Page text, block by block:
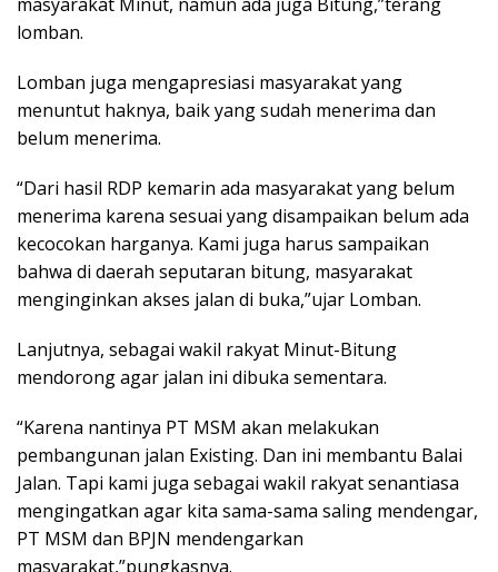
lomban.
Lomban juga mengapresiasi masyarakat yang
menuntut haknya, baik yang sudah menerima dan
belum menerima.
“Dari hasil RDP kemarin ada masyarakat yang belum
menerima karena sesuai yang disampaikan belum ada
kecocokan harganya. Kami juga harus sampaikan
bahwa di daerah seputaran bitung, masyarakat
menginginkan akses jalan di buka,”ujar Lomban.
Lanjutnya, sebagai wakil rakyat Minut-Bitung
mendorong agar jalan ini dibuka sementara.
“Karena nantinya PT MSM akan melakukan
pembangunan jalan Existing. Dan ini membantu Balai
Jalan. Tapi kami juga sebagai wakil rakyat senantiasa
mengingatkan agar kita sama-sama saling mendengar,
PT MSM dan BPJN mendengarkan
masyarakat,”pungkasnya.